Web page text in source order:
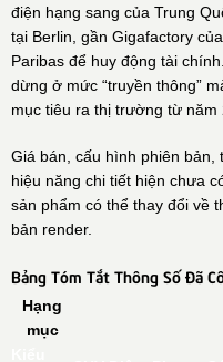
điện hạng sang của Trung
tại Berlin, gần Gigafactory
Paribas để huy động tài
dừng ở mức “truyền thông”
mục tiêu ra thị trường từ năm
Giá bán, cấu hình phiên
hiệu năng chi tiết hiện chưa
sản phẩm có thể thay đổi về
bản render.
Bảng Tóm Tắt Thông Số Đã
Hạng
mục